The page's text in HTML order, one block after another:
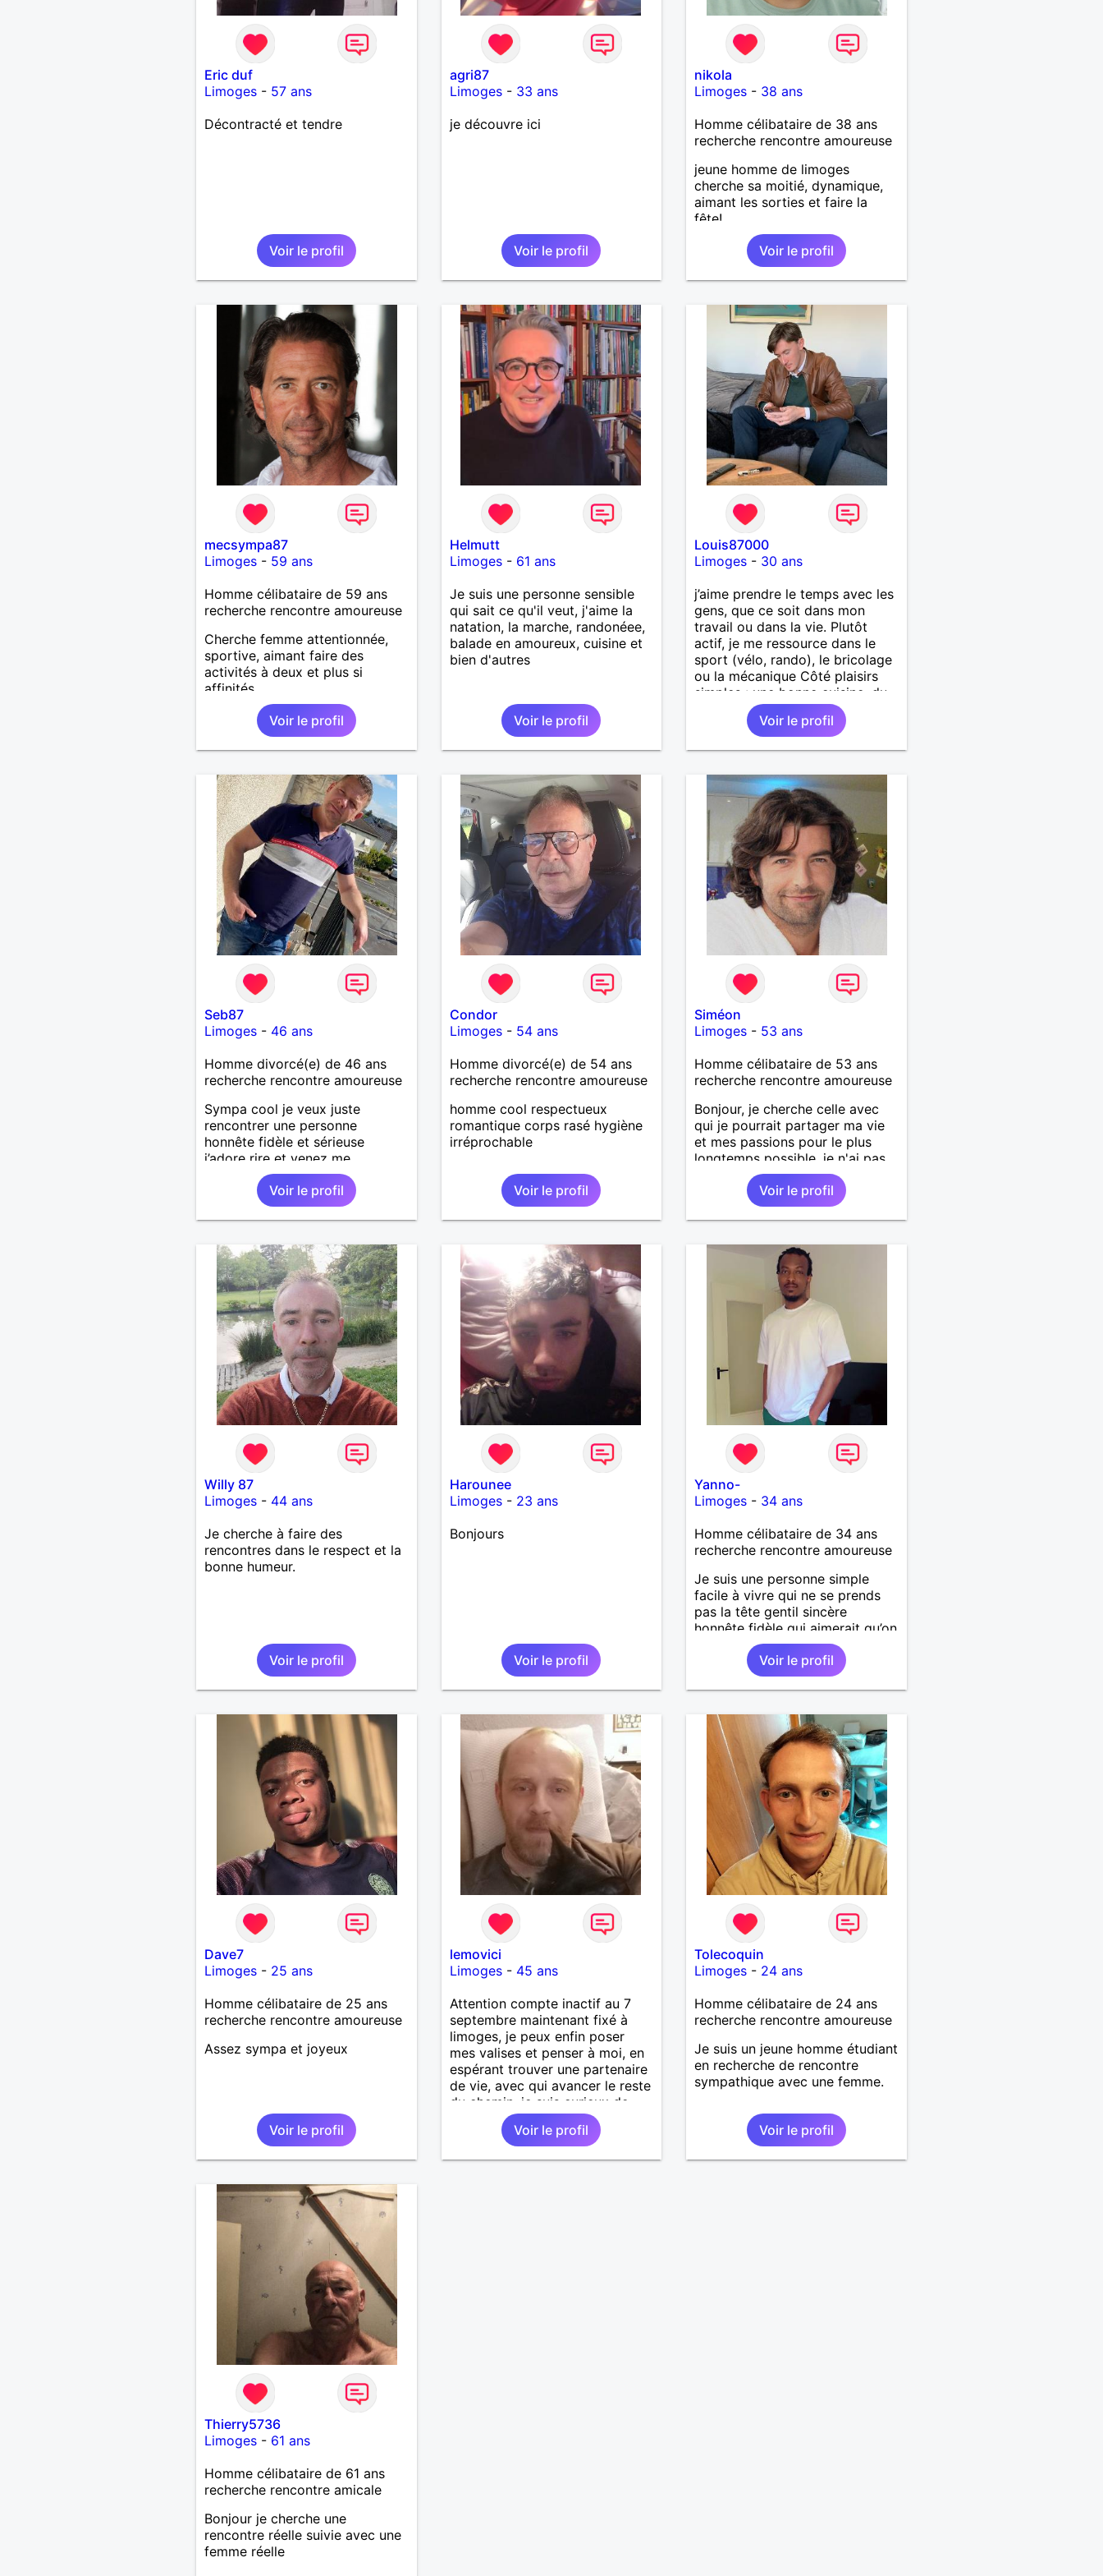
Eric duf
Limoges- 57 ans
Décontracté et tendre
Voir le profil
agri87
Limoges- 33 ans
je découvre ici
Voir le profil
nikola
Limoges - 38 ans
Homme célibataire de 38 ans
recherche rencontre amoureuse
jeune homme de limoges
cherche sa moitié, dynamique,
aimant les sorties et faire la
fête!
Voir le profil
mecsympa87
Limoges- 59 ans
Homme célibataire de 59 ans
recherche rencontre amoureuse
Cherche femme attentionnée,
sportive, aimant faire des
activités à deux et plus si
affinités.
Voir le profil
Helmutt
Limoges- 61 ans
Je suis une personne sensible
qui sait ce qu'il veut, j'aime la
natation, la marche, randonéee,
balade en amoureux, cuisine et
bien d'autres
Voir le profil
Louis87000
Limoges - 30 ans
j’aime prendre le temps avec les
gens, que ce soit dans mon
travail ou dans la vie. Plutôt
actif, je me ressource dans le
sport (vélo, rando), le bricolage
ou la mécanique Côté plaisirs
simples : une bonne cuisine, du
soleil, des vacances bien
méritées et des moments vrais.
🌟 Ce que je cherche Quelqu’un
bouger, partager, discuter… Si tu
es curieuse, bienveillante et que
tu as envie d’une relation
sérieuse mais sans pression, on
devrait bien s’entendre 🙂
Voir le profil
Seb87
Limoges- 46 ans
Homme divorcé(e) de 46 ans
recherche rencontre amoureuse
Sympa cool je veux juste
rencontrer une personne
honnête fidèle et sérieuse
j’adore rire et venez me
découvrir
Voir le profil
Condor
Limoges- 54 ans
Homme divorcé(e) de 54 ans
recherche rencontre amoureuse
homme cool respectueux
romantique corps rasé hygiène
irréprochable
Voir le profil
Siméon
Limoges - 53 ans
Homme célibataire de 53 ans
recherche rencontre amoureuse
Bonjour, je cherche celle avec
qui je pourrait partager ma vie
et mes passions pour le plus
longtemps possible, je n'ai pas
envie d 'aventure mais de
trouver celle qui raviverai mon
cœur malgré que je ne sois pas
pressé outre mesure. J'adore la
bateau... Je suis prêt aussi à
partager vos passions, je suis
quelqu'un d'adaptatif qui sait
être sociable...
Voir le profil
Willy 87
Limoges- 44 ans
Je cherche à faire des
rencontres dans le respect et la
bonne humeur.
Voir le profil
Harounee
Limoges- 23 ans
Bonjours
Voir le profil
Yanno-
Limoges - 34 ans
Homme célibataire de 34 ans
recherche rencontre amoureuse
Je suis une personne simple
facile à vivre qui ne se prends
pas la tête gentil sincère
honnête fidèle qui aimerait qu’on
le découvre !!
Voir le profil
Dave7
Limoges- 25 ans
Homme célibataire de 25 ans
recherche rencontre amoureuse
Assez sympa et joyeux
Voir le profil
lemovici
Limoges- 45 ans
Attention compte inactif au 7
septembre maintenant fixé à
limoges, je peux enfin poser
mes valises et penser à moi, en
espérant trouver une partenaire
de vie, avec qui avancer le reste
du chemin. je suis curieux de
nature, également réservé, je
priorise néanmoins le partage
de bon et mauvais moment à
Voir le profil
Tolecoquin
Limoges - 24 ans
Homme célibataire de 24 ans
recherche rencontre amoureuse
Je suis un jeune homme étudiant
en recherche de rencontre
sympathique avec une femme.
Voir le profil
Thierry5736
Limoges- 61 ans
Homme célibataire de 61 ans
recherche rencontre amicale
Bonjour je cherche une
rencontre réelle suivie avec une
femme réelle